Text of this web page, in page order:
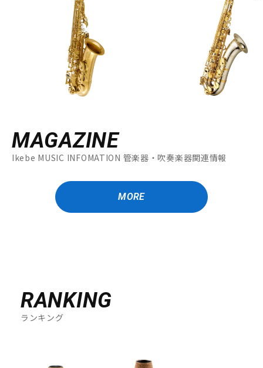
MAGAZINE
Ikebe MUSIC INFOMATION 管楽器・吹奏楽器関連情報
MORE
RANKING
ランキング